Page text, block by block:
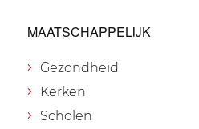
MAATSCHAPPELIJK
Gezondheid
Kerken
Scholen